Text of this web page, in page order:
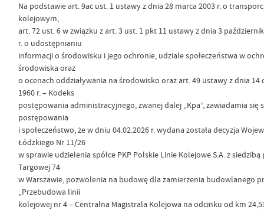
Na podstawie art. 9ac ust. 1 ustawy z dnia 28 marca 2003 r. o
kolejowym,
art. 72 ust. 6 w związku z art. 3 ust. 1 pkt 11 ustawy z dnia 3
r. o udostępnianiu
informacji o środowisku i jego ochronie, udziale społeczeństwa w
środowiska oraz
o ocenach oddziaływania na środowisko oraz art. 49 ustawy z dnia 14
1960 r. – Kodeks
postępowania administracyjnego, zwanej dalej „Kpa”, zawiadamia się
postępowania
i społeczeństwo, że w dniu 04.02.2026 r. wydana została decyzja
Łódzkiego Nr 11/26
w sprawie udzielenia spółce PKP Polskie Linie Kolejowe S.A. z siedzibą
Targowej 74
w Warszawie, pozwolenia na budowę dla zamierzenia budowlanego
„Przebudowa linii
kolejowej nr 4 – Centralna Magistrala Kolejowa na odcinku od km